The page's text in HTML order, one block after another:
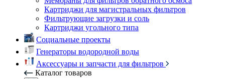
Картриджи для магистральных фильтров
Фильтрующие загрузки и соль
Картриджи угольного типа
Социальные проекты
Генераторы водородной воды
Аксессуары и запчасти для фильтров
Каталог товаров